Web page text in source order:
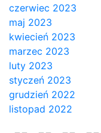
czerwiec 2023
maj 2023
kwiecień 2023
marzec 2023
luty 2023
styczeń 2023
grudzień 2022
listopad 2022